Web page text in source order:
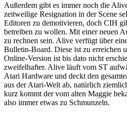
Außerdem gibt es immer noch die
zeitweilige Resignation in der Scene
Editoren zu demotivieren, doch CIH
betreiben zu wollen. Mit einer neuen
zu rechnen sein. Alive verfügt über
Bulletin-Board. Diese ist zu erreichen
Online-Version ist bis dato nicht
zweifelhafter. Alive läuft vom ST
Atari Hardware und deckt den
aus der Atari-Welt ab, natürlich
kurz kommt der vom alten Maggie
also immer etwas zu Schmunzeln.